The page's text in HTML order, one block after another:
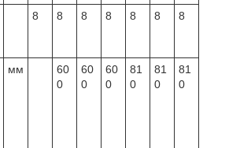
8 8 8 8 8 8 8
мм
60
0
60
0
60
0
81
0
81
0
81
0